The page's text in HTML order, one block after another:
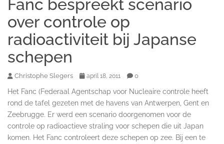
Fanc bespreekt scenario
over controle op
radioactiviteit bij Japanse
schepen
Christophe Slegers april 18, 2011 0
Het Fanc (Federaal Agentschap voor Nucleaire controle heeft
rond de tafel gezeten met de havens van Antwerpen, Gent en
Zeebrugge. Er werd een scenario doorgenomen voor de
controle op radioactieve straling voor schepen die uit Japan
komen. Het Fanc controleert deze schepen op zee. Bij een te